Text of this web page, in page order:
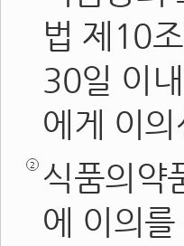
법 제10
30일 이
에게 이
식품의약
에 이의